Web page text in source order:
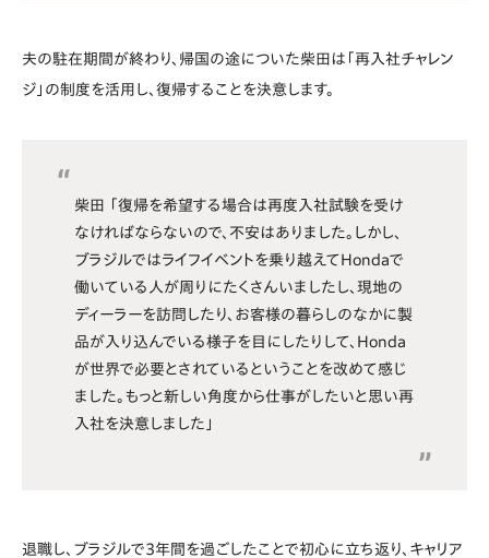
夫の駐在期間が終わり、帰国の途についた柴田は「再入社チャレン
ジ」の制度を活用し、復帰することを決意します。
柴田 「復帰を希望する場合は再度入社試験を受け
なければならないので、不安はありました。しかし、
ブラジルではライフイベントを乗り越えてHondaで
働いている人が周りにたくさんいましたし、現地の
ディーラーを訪問したり、お客様の暮らしのなかに製
品が入り込んでいる様子を目にしたりして、Honda
が世界で必要とされているということを改めて感じ
ました。もっと新しい角度から仕事がしたいと思い再
入社を決意しました」
退職し、ブラジルで3年間を過ごしたことで初心に立ち返り、キャリア